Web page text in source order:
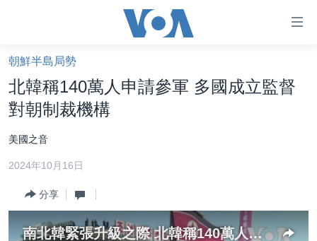
礙
鏈
接
跳
轉
內
美國大選2024
海外港人
新聞自由
朝鮮半島局勢
北韓稱140萬人申請參軍 多國成立監督
對朝制裁機構
美國之音
2024年10月16日
分享
南北韓緊張升級之際 北韓稱140萬人申請參軍